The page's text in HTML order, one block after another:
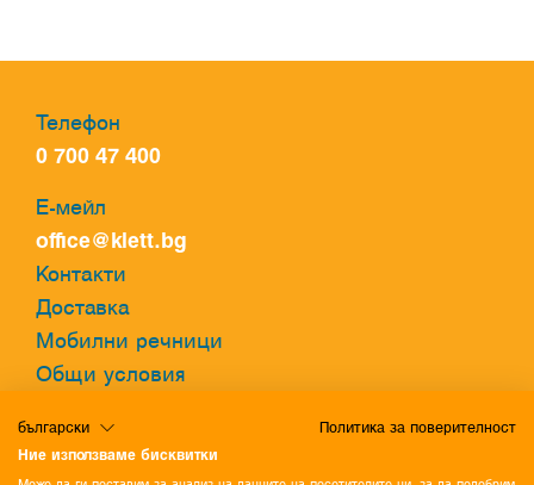
Телефон
0 700 47 400
Е-мейл
office@klett.bg
Контакти
Доставка
Мобилни речници
Общи условия
Политика за бисквитки
български Политика за поверителност
Ние използваме бисквитки